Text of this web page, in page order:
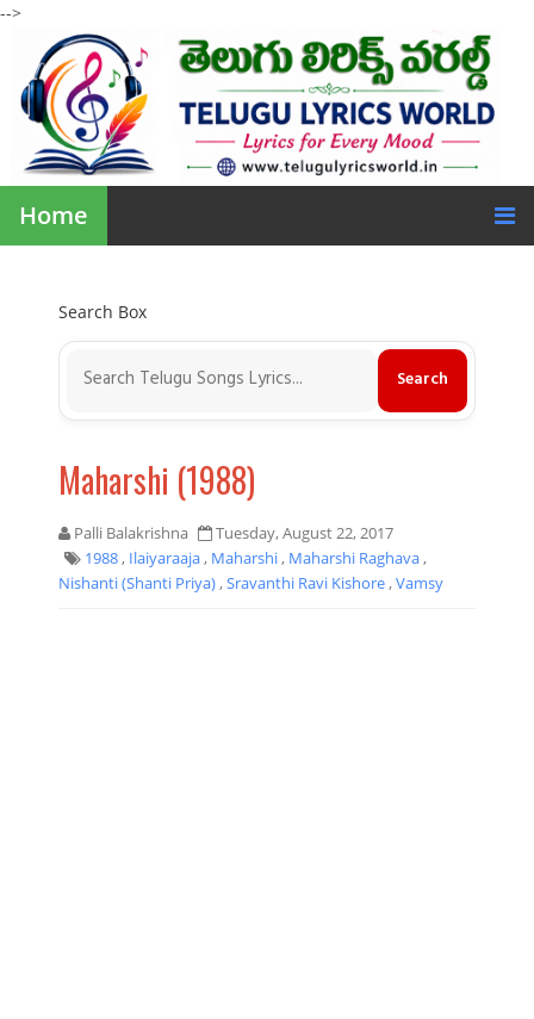
-->
Home
Search Box
Maharshi (1988)
Palli Balakrishna
Tuesday, August 22, 2017
1988, Ilaiyaraaja, Maharshi, Maharshi Raghava,
Nishanti (Shanti Priya),Sravanthi Ravi Kishore,Vamsy